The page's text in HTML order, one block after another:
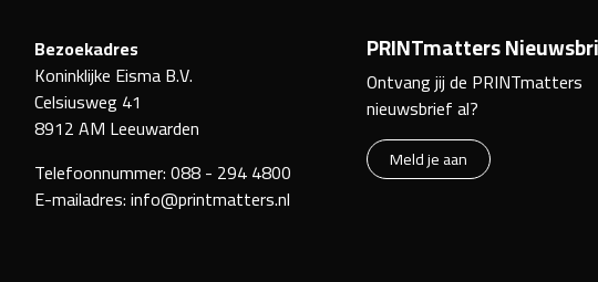
Bezoekadres
Koninklijke Eisma B.V.
Celsiusweg 41
8912 AM Leeuwarden
Telefoonnummer:088 - 294 4800
E-mailadres:info@printmatters.nl
PRINTmatters
Ontvang jij de PRINTmatters
nieuwsbrief al?
Meld je aan